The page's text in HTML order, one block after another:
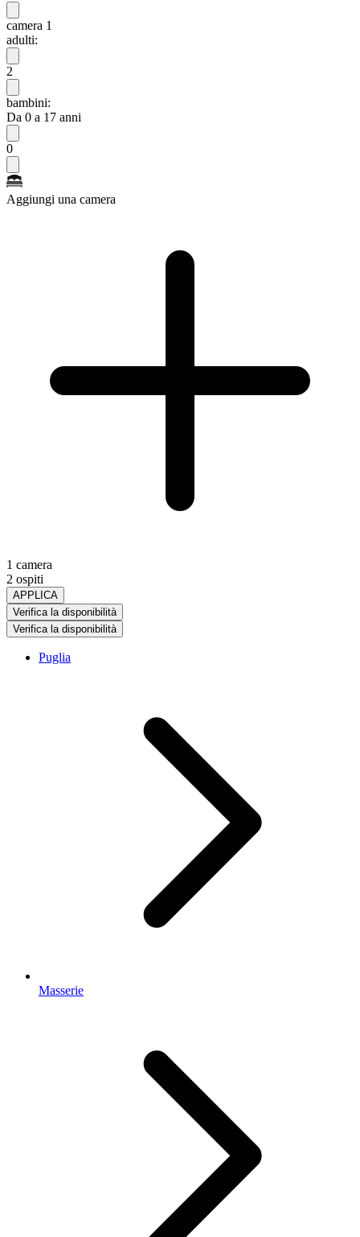
camera 1
adulti:
2
bambini:
Da 0 a 17 anni
0
Aggiungi una camera
1 camera
2 ospiti
APPLICA
Verifica la disponibilità
Verifica la disponibilità
Puglia
Masserie